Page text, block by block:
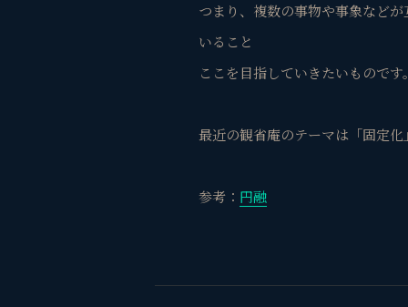
つまり、複数の事物や事象など
いること
ここを目指していきたいものです
最近の観省庵のテーマは「固定
参考： 円融